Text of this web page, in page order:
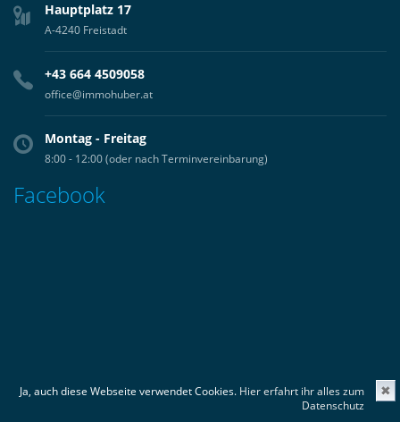
Ja, auch diese Webseite verwendet Cookies. Hier erfahrt ihr alles zum
Datenschutz
✖
Hauptplatz 17
A-4240 Freistadt
+43 664 4509058
office@immohuber.at
Montag - Freitag
8:00 - 12:00 (oder nach Terminvereinbarung)
Facebook